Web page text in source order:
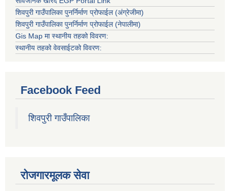
शिवपुरी गाउँपालिका पुनर्निर्माण प्रोफाईल (अंग्रेजीमा)
शिवपुरी गाउँपालिका पुनर्निर्माण प्रोफाईल (नेपालीमा)
Gis Map मा स्थानीय तहको विवरण:
स्थानीय तहको वेवसाईटको विवरण:
Facebook Feed
शिवपुरी गाउँपालिका
रोजगारमूलक सेवा